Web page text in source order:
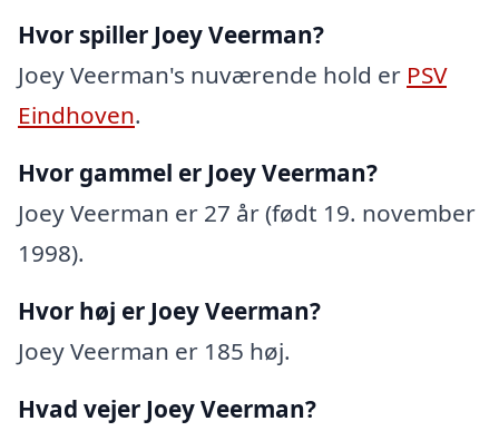
Hvor spiller Joey Veerman?
Joey Veerman's nuværende hold er PSV
Eindhoven.
Hvor gammel er Joey Veerman?
Joey Veerman er 27 år (født 19. november
1998).
Hvor høj er Joey Veerman?
Joey Veerman er 185 høj.
Hvad vejer Joey Veerman?